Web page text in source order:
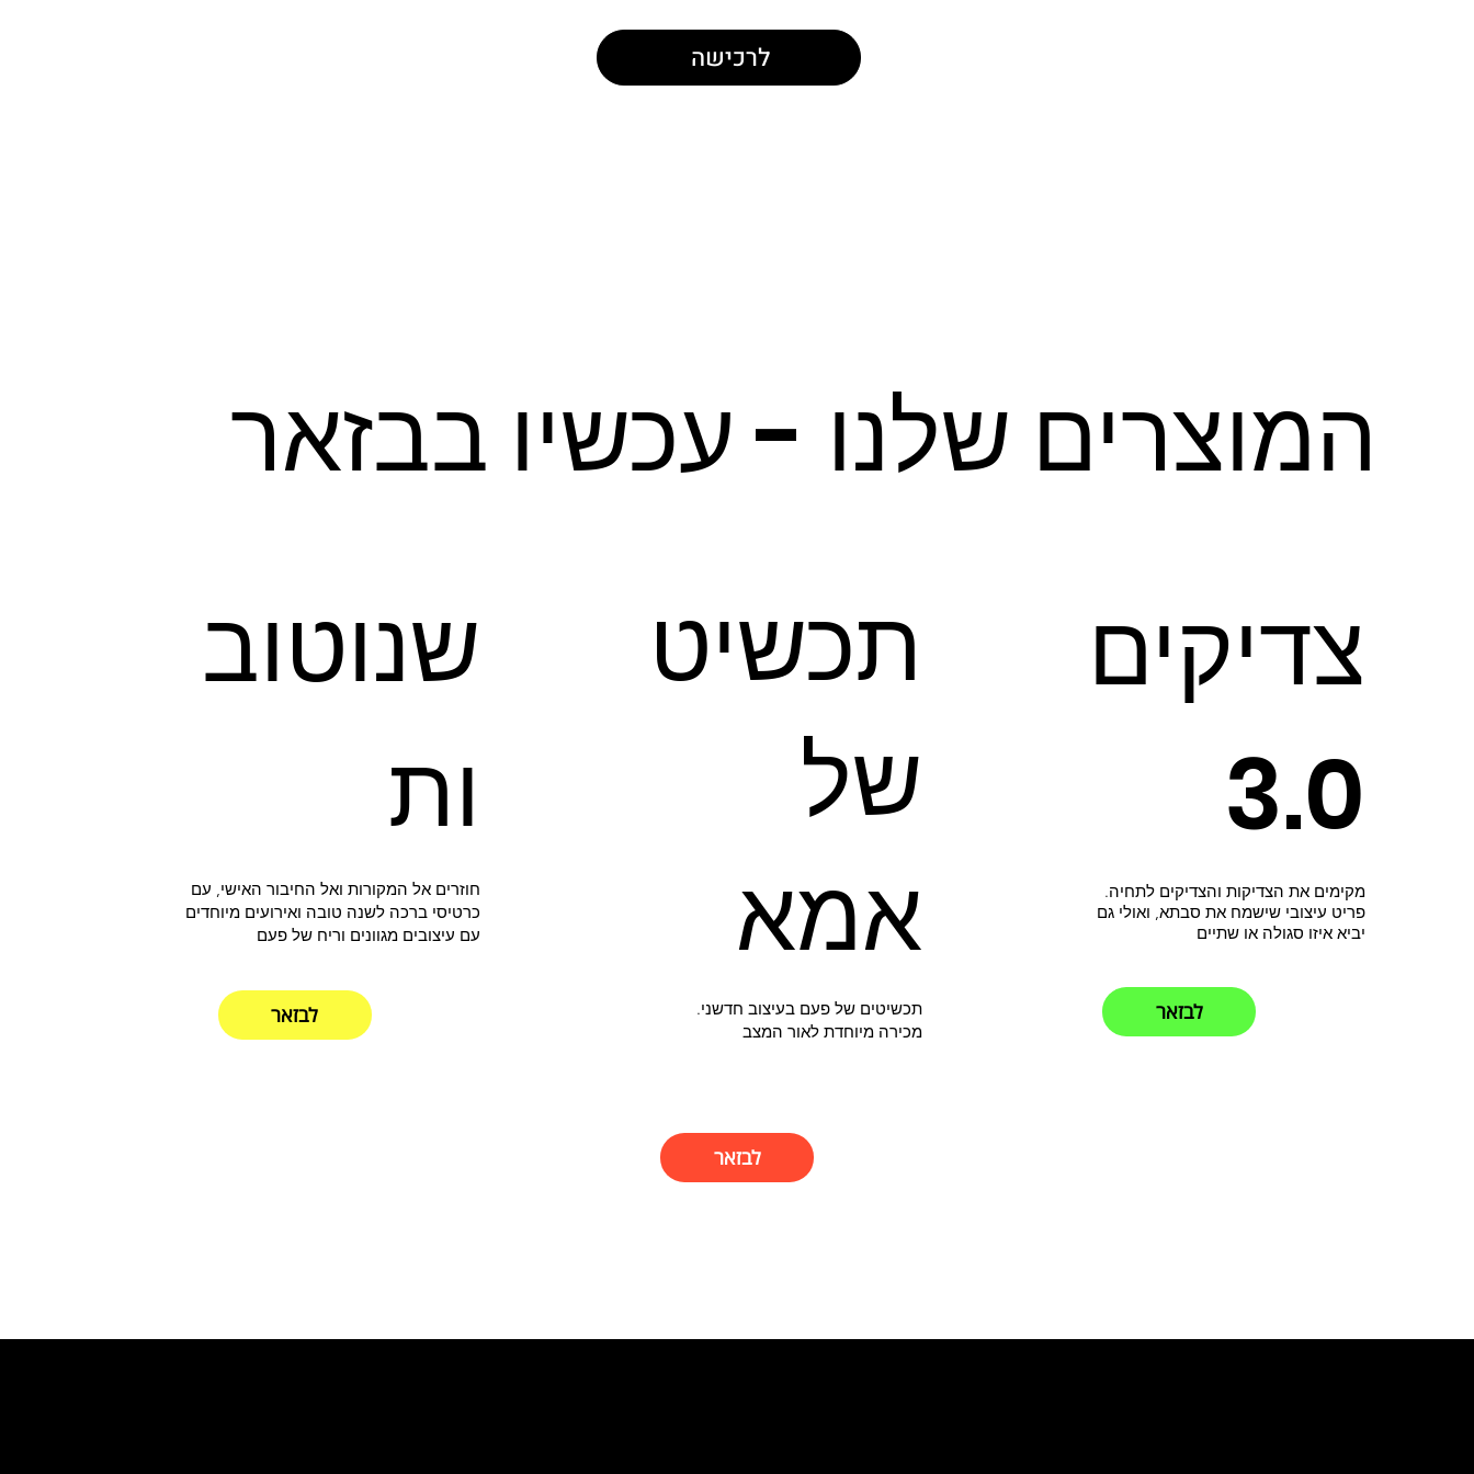
לרכישה
המוצרים שלנו - עכשיו בבזאר
שנוטוב
ות
חוזרים אל המקורות ואל החיבור האישי, עם
כרטיסי ברכה לשנה טובה ואירועים מיוחדים
עם עיצובים מגוונים וריח של פעם
לבזאר
תכשיט
של
אמא
תכשיטים של פעם בעיצוב חדשני.
מכירה מיוחדת לאור המצב
לבזאר
צדיקים
3.0
מקימים את הצדיקות והצדיקים לתחיה.
פריט עיצובי שישמח את סבתא, ואולי גם
יביא איזו סגולה או שתיים
לבזאר